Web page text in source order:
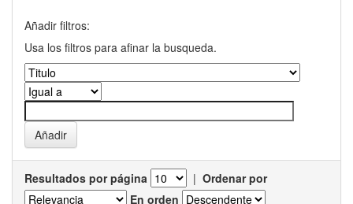
Añadir filtros:
Usa los filtros para afinar la busqueda.
Resultados por página | Ordenar por
En orden